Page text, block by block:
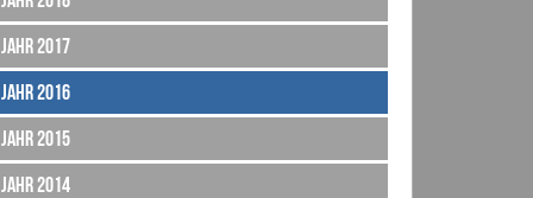
Jahr 2017
Jahr 2016
Jahr 2015
Jahr 2014